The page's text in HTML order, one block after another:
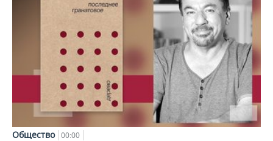
Общество 00:00